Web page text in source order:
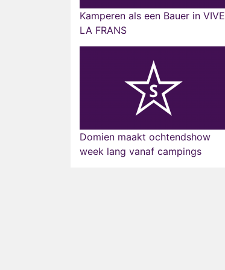
Kamperen als een Bauer in VIVE
LA FRANS
Domien maakt ochtendshow
week lang vanaf campings